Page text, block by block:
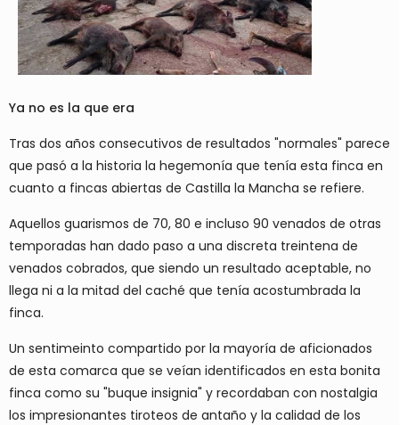
Ya no es la que era
Tras dos años consecutivos de resultados "normales" parece
que pasó a la historia la hegemonía que tenía esta finca en
cuanto a fincas abiertas de Castilla la Mancha se refiere.
Aquellos guarismos de 70, 80 e incluso 90 venados de otras
temporadas han dado paso a una discreta treintena de
venados cobrados, que siendo un resultado aceptable, no
llega ni a la mitad del caché que tenía acostumbrada la
finca.
Un sentimeinto compartido por la mayoría de aficionados
de esta comarca que se veían identificados en esta bonita
finca como su "buque insignia" y recordaban con nostalgia
los impresionantes tiroteos de antaño y la calidad de los